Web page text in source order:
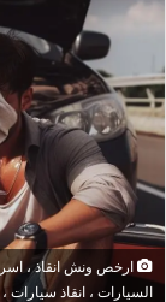
ارخص ونش انقاذ ،
السيارات ، انقاذ سيارات